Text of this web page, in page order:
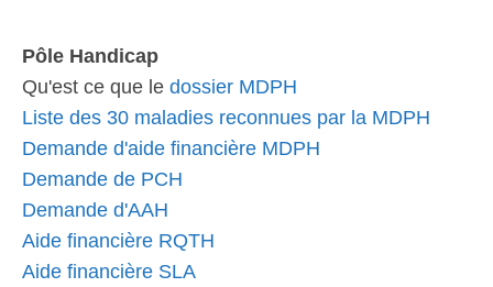
Pôle Handicap
Qu'est ce que le dossier MDPH
Liste des 30 maladies reconnues par la MDPH
Demande d'aide financière MDPH
Demande de PCH
Demande d'AAH
Aide financière RQTH
Aide financière SLA